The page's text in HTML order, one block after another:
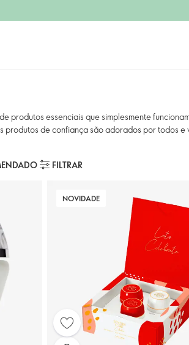
produtos essenciais que simplesmente
produtos de confiança são adorados por todos e
FILTRAR
NOVIDADE